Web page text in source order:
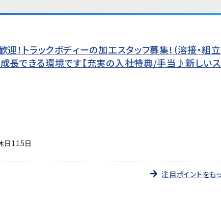
！トラックボディーの加工スタッフ募集!（溶接・組
長できる環境です【充実の入社特典/手当♪新しい
日115日
注目ポイントをも